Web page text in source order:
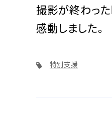
撮影が終わった
感動しました。
特別支援